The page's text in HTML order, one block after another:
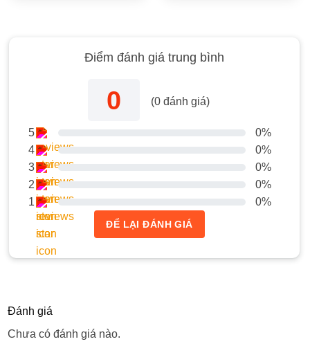
Điểm đánh giá trung bình
0 (0đánh giá)
5
0%
4
0%
3
0%
2
0%
1
0%
ĐỂ LẠI ĐÁNH GIÁ
Đánh giá
Chưa có đánh giá nào.